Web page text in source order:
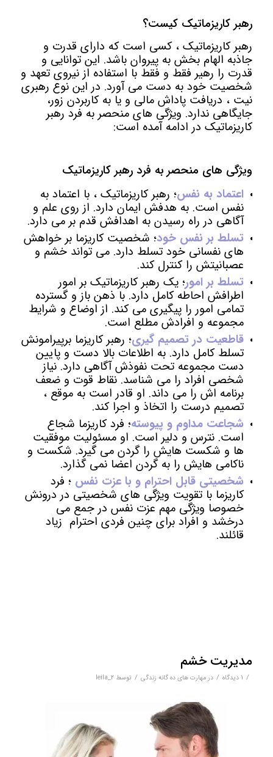
رهبر کاریزماتیک کیست؟
رهبر کاریزماتیک ، کسی است که دارای قدرت و
جاذبه الهام بخش به پیروان باشد. این توانایی و
قدرت را رهیر فقط و فقط با استفاده از نیروی تعهد و
شخصیت خود به دست می آورد. در این نوع رهبری
نیت ، دریافت پاداش مالی و یا به کاربردن زور،
جایگاهی ندارد. ویژگی های منحصر به فرد رهبر
کاریزماتیک در ادامه آمده است:
ویژگی های منحصر به فرد رهبر کاریزماتیک
اعتماد به نفس؛ رهبر کاریزماتیک ، با اعتماد به
نفس است. به هدفش ایمان دارد. از روی علم و
آگاهی در راه رسیدن به اهدافش قدم بر می دارد.
تسلط بر نفس خود؛ شخصیت کاریزما بر خواهش
های نفسانی خود تسلط دارد. می تواند خشم و
عصبانیتش را کنترل کند.
تسلط بر امور؛ یک رهبر کاریزماتیک بر امور
اطرافش احاطه کامل دارد. با ذهن باز و گسترده
تمامی امور را پیگیری می کند. از اوضاع و شرایط
مجموعه و افرادش مطلع است.
قاطعیت در تصمیم گیری؛ رهبر کاریزما برپیرامونش
تسلط کامل دارد. به اطلاعات بالا دست و پایین
دست مجموعه تحت نفوذش آگاهی دارد. نیاز
شخصی افراد را می شناسد. نقاط قوت و ضعف
برنامه اش را می داند. او قادر است به موقع ،
تصمیم درست را اتخاذ و اجرا کند.
شجاعت مداوم و پیوسته؛ فرد کاریزما شجاع
است. نترس و دلیر است. او مسئولیت موفقیت
ها و شکست هایش را گردن می گیرد. شکست و
ناکامی هایش را به گردن اعضا نمی گذارد.
شخصیتی قابل احترام و با عزت نفس ؛ فرد
کاریزما با تقویت ویژگی های شخصیتی در درونش
خصوصا ویژگی مهم عزت نفس در جمع می
درخشد و افراد برای چنین فردی احترام زیاد
قائلند.
مدیریت خشم
/ 1 دیدگاه / در مهارت های ده گانه زندگی / توسط leila_2